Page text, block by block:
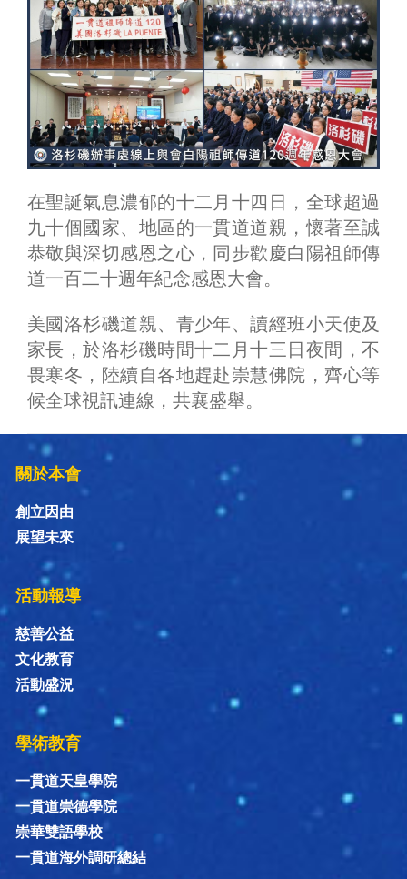
在聖誕氣息濃郁的十二月十四日，全球超過
九十個國家、地區的一貫道道親，懷著至誠
恭敬與深切感恩之心，同步歡慶白陽祖師傳
道一百二十週年紀念感恩大會。
美國洛杉磯道親、青少年、讀經班小天使及
家長，於洛杉磯時間十二月十三日夜間，不
畏寒冬，陸續自各地趕赴崇慧佛院，齊心等
候全球視訊連線，共襄盛舉。
關於本會
創立因由
展望未來
活動報導
慈善公益
文化教育
活動盛況
學術教育
一貫道天皇學院
一貫道崇德學院
崇華雙語學校
一貫道海外調研總結